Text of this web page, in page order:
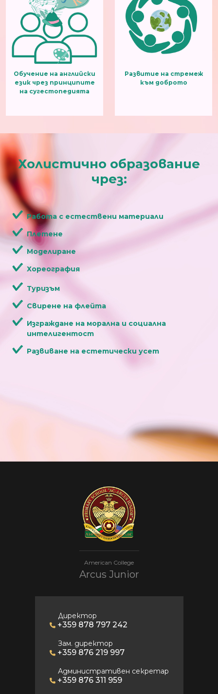
Обучение на английски
език чрез принципите
на сугестопедията
Развитие на стремеж
към доброто
Холистично образование
чрез:
Работа с естествени материали
Плетене
Моделиране
Хореография
Туризъм
Свирене на флейта
Изграждане на морална и социална
интелигентост
Развиване на естетически усет
American College
Arcus Junior
Директор
+359 878 797 242
Зам. директор
+359 876 219 997
Административен секретар
+359 876 311 959